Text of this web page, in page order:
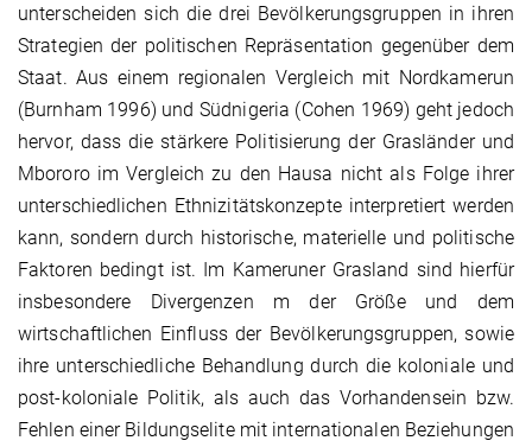
unterscheiden sich die drei Bevölkerungsgruppen in ihren
Strategien der politischen Repräsentation gegenüber dem
Staat. Aus einem regionalen Vergleich mit Nordkamerun
(Burnham 1996) und Südnigeria (Cohen 1969) geht jedoch
hervor, dass die stärkere Politisierung der Grasländer und
Mbororo im Vergleich zu den Hausa nicht als Folge ihrer
unterschiedlichen Ethnizitätskonzepte interpretiert werden
kann, sondern durch historische, materielle und politische
Faktoren bedingt ist. Im Kameruner Grasland sind hierfür
insbesondere Divergenzen m der Größe und dem
wirtschaftlichen Einfluss der Bevölkerungsgruppen, sowie
ihre unterschiedliche Behandlung durch die koloniale und
post-koloniale Politik, als auch das Vorhandensein bzw.
Fehlen einer Bildungselite mit internationalen Beziehungen